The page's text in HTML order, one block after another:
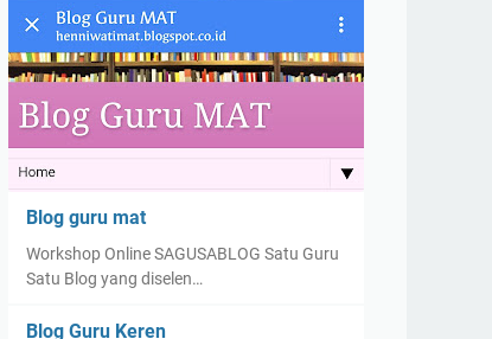
Blog guru mat
Workshop Online SAGUSABLOG Satu Guru
Satu Blog yang diselen…
Blog Guru Keren